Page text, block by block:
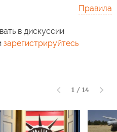
Правила
в дискуссии
зарегистрируйтесь
1 / 14